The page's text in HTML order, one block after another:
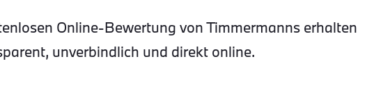
Online-Bewertung von Timmermanns erhalten
unverbindlich und direkt online.